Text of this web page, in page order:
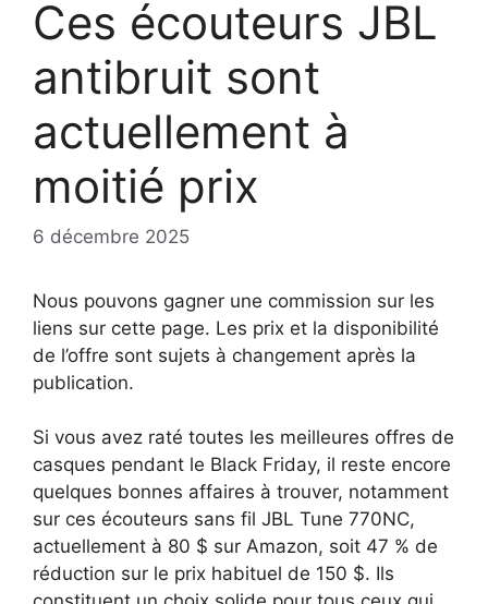
Ces écouteurs JBL
antibruit sont
actuellement à
moitié prix
6 décembre 2025
Nous pouvons gagner une commission sur les
liens sur cette page. Les prix et la disponibilité
de l’offre sont sujets à changement après la
publication.
Si vous avez raté toutes les meilleures offres de
casques pendant le Black Friday, il reste encore
quelques bonnes affaires à trouver, notamment
sur ces écouteurs sans fil JBL Tune 770NC,
actuellement à 80 $ sur Amazon, soit 47 % de
réduction sur le prix habituel de 150 $. Ils